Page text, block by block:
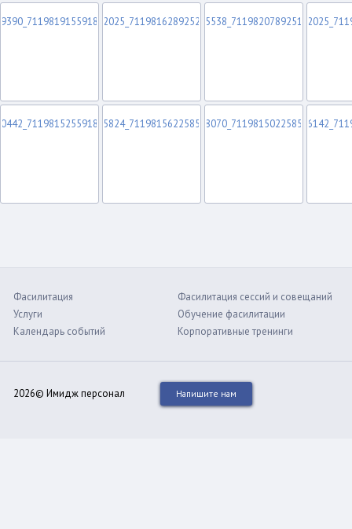
Фасилитация
Услуги
Календарь событий
Фасилитация сессий и совещаний
Обучение фасилитации
Корпоративные тренинги
2026© Имидж персонал Напишите нам